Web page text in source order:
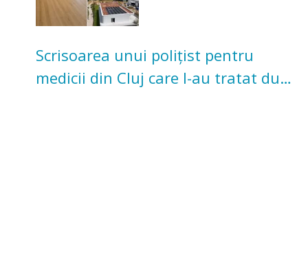
Scrisoarea unui polițist pentru
medicii din Cluj care l-au tratat după